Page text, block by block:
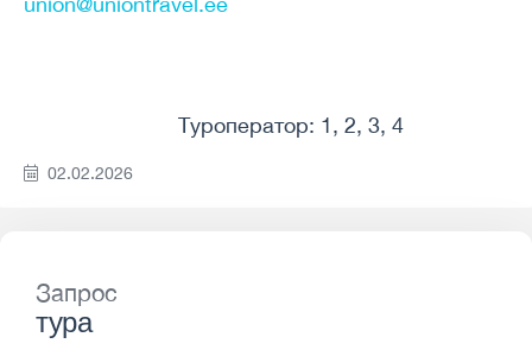
Туроператор: 1, 2, 3, 4
02.02.2026
Запрос
тура